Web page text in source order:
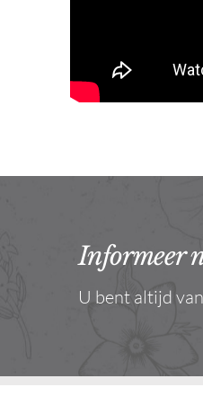
Informeer
U bent altijd